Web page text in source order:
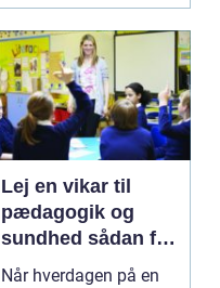
Lej en vikar til
pædagogik og
sundhed sådan får
du den rette hjælp
Når hverdagen på en